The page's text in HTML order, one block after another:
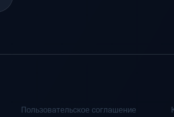
Пользовательское соглашение